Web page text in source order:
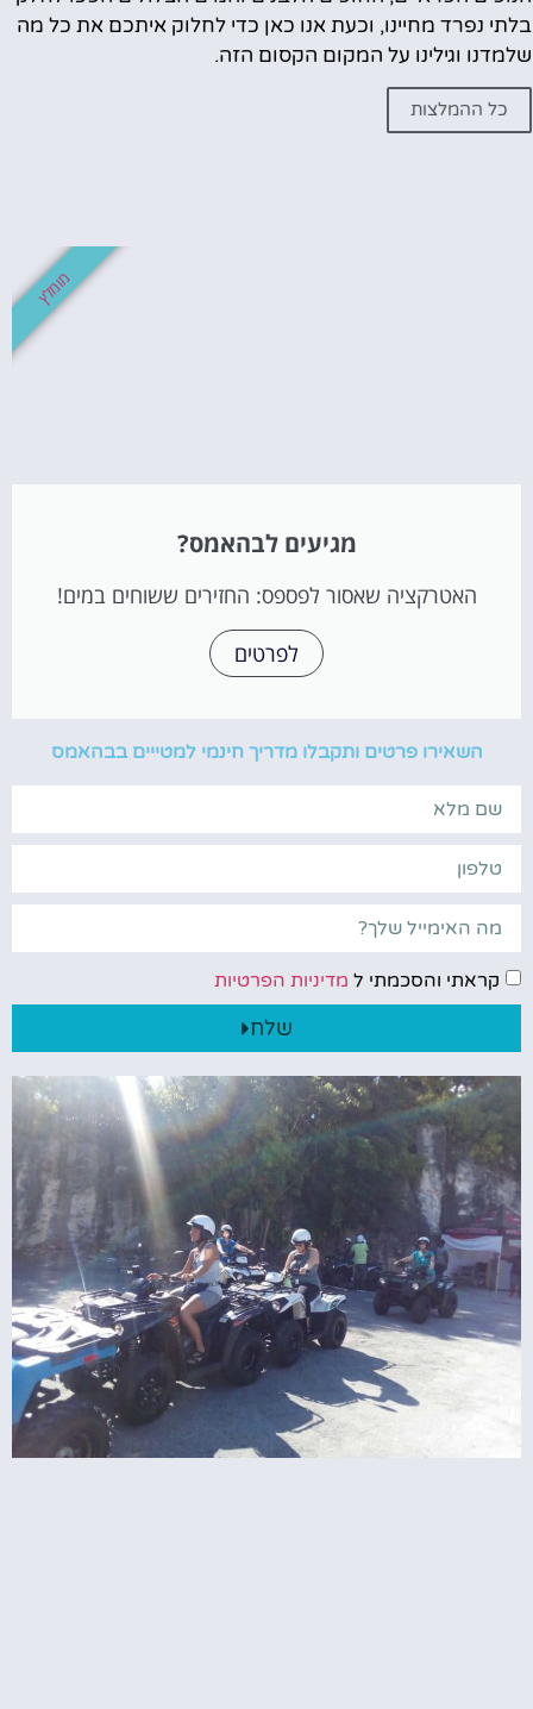
בלתי נפרד מחיינו, וכעת אנו כאן כדי לחלוק איתכם את כל מה
שלמדנו וגילינו על המקום הקסום הזה.
כל ההמלצות
מגיעים לבהאמס?
האטרקציה שאסור לפספס: החזירים ששוחים במים!
לפרטים
מומלץ
השאירו פרטים ותקבלו מדריך חינמי למטייים בבהאמס
קראתי והסכמתי ל מדיניות הפרטיות
שלח